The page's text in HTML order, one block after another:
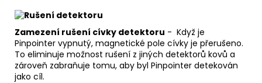
Zamezení rušení cívky detektoru - Když je
Pinpointer vypnutý, magnetické pole cívky je přerušeno.
To eliminuje možnost rušení z jiných detektorů kovů a
zároveň zabraňuje tomu, aby byl Pinpointer detekován
jako cíl.